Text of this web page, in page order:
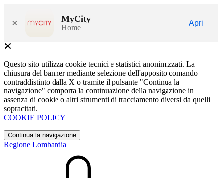
× MyCity
Home
Apri
Questo sito utilizza cookie tecnici e statistici anonimizzati. La
chiusura del banner mediante selezione dell'apposito comando
contraddistinto dalla X o tramite il pulsante "Continua la
navigazione" comporta la continuazione della navigazione in
assenza di cookie o altri strumenti di tracciamento diversi da quelli
sopracitati.
COOKIE POLICY
Continua la navigazione
Regione Lombardia